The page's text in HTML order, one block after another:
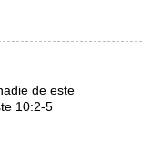
de este
10:2-5